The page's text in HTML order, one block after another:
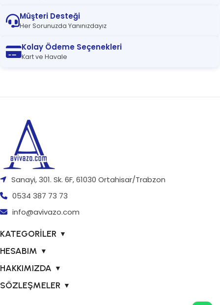
Müşteri Desteği
Her Sorunuzda Yanınızdayız
Kolay Ödeme Seçenekleri
Kart ve Havale
Sanayi, 301. Sk. 6F, 61030 Ortahisar/Trabzon
0534 387 73 73
info@avivazo.com
KATEGORİLER ▼
HESABIM ▼
HAKKIMIZDA ▼
SÖZLEŞMELER ▼